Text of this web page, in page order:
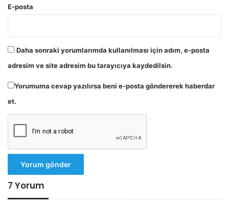
E-posta
Daha sonraki yorumlarımda kullanılması için adım, e-posta
adresim ve site adresim bu tarayıcıya kaydedilsin.
Yorumuma cevap yazılırsa beni e-posta göndererek haberdar
et.
7 Yorum